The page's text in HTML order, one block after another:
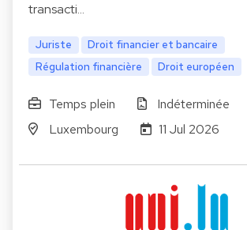
transacti…
Juriste
Droit financier et bancaire
Régulation financière
Droit européen
Temps plein
Indéterminée
Luxembourg
11 Jul 2026